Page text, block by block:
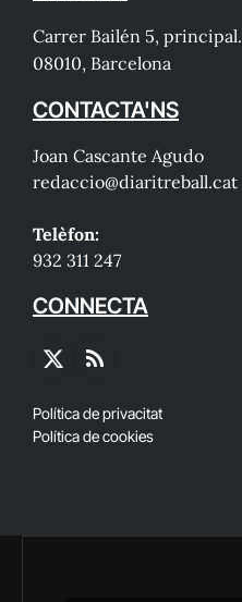
Carrer Bailén 5, principal.
08010, Barcelona
CONTACTA'NS
Joan Cascante Agudo
redaccio@diaritreball.cat
Telèfon:
932 311 247
CONNECTA
X
RSS
Política de privacitat
Política de cookies